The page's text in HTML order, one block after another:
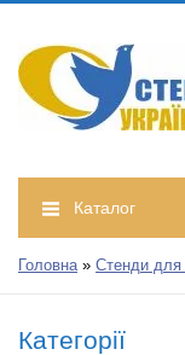
Каталог
Головна » Стенди для
Категорії